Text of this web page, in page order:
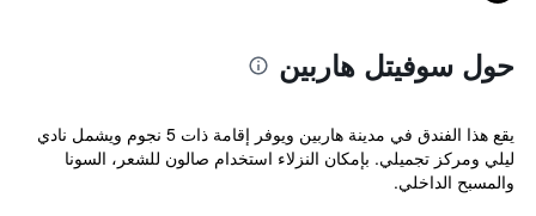
حول سوفيتل هاربين
يقع هذا الفندق في مدينة هاربين ويوفر إقامة ذات 5 نجوم ويشمل نادي
ليلي ومركز تجميلي. بإمكان النزلاء استخدام صالون للشعر، السونا
والمسبح الداخلي.